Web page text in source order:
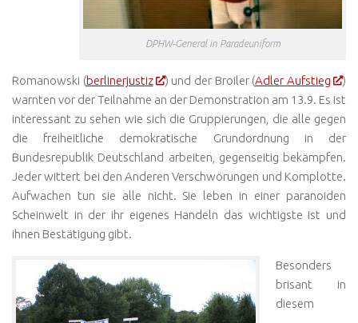
DPHW-General in Paradeuniform
Romanowski (berlinerjustiz ) und der Broiler (Adler Aufstieg
)
warnten vor der Teilnahme an der Demonstration am 13.9. Es ist
interessant zu sehen wie sich die Gruppierungen, die alle gegen
die freiheitliche demokratische Grundordnung in der
Bundesrepublik Deutschland arbeiten, gegenseitig bekämpfen.
Jeder wittert bei den Anderen Verschwörungen und Komplotte.
Aufwachen tun sie alle nicht. Sie leben in einer paranoiden
Scheinwelt in der ihr eigenes Handeln das wichtigste ist und
ihnen Bestätigung gibt.
Besonders
brisant in
diesem